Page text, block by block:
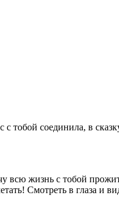
тобой соединила, в
всю жизнь с тобой
Смотреть в глаза и